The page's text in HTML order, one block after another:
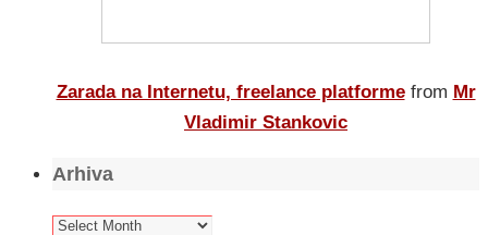
Zarada na Internetu, freelance platforme from Mr
Vladimir Stankovic
Arhiva
Arhiva